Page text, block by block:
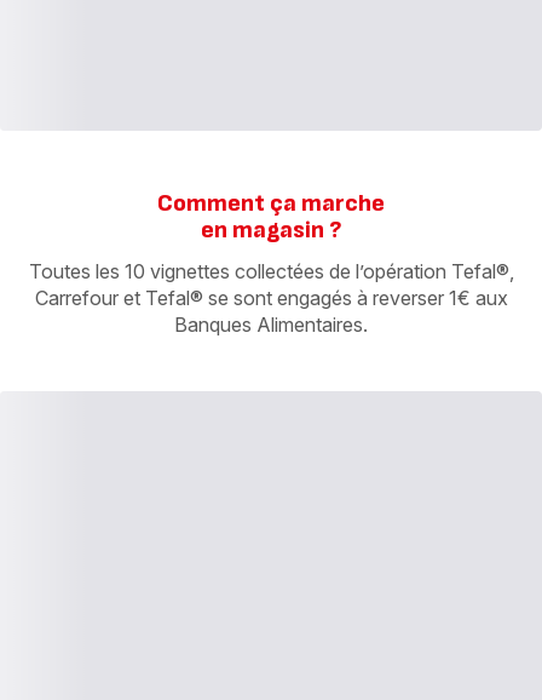
Comment ça marche
en magasin ?
Toutes les 10 vignettes collectées de l’opération Tefal®,
Carrefour et Tefal® se sont engagés à reverser 1€ aux
Banques Alimentaires.